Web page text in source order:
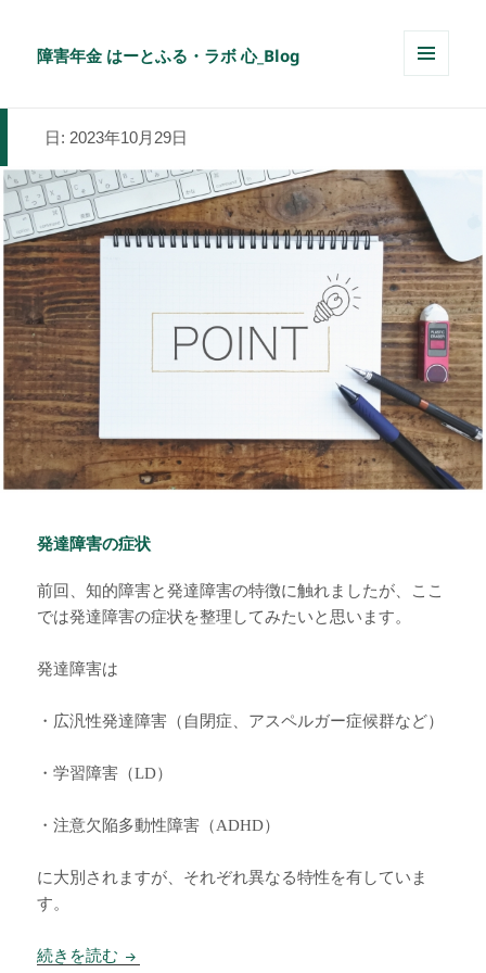
障害年金 はーとふる・ラボ 心_Blog
日: 2023年10月29日
発達障害の症状
前回、知的障害と発達障害の特徴に触れましたが、ここ
では発達障害の症状を整理してみたいと思います。
発達障害は
・広汎性発達障害（自閉症、アスペルガー症候群など）
・学習障害（LD）
・注意欠陥多動性障害（ADHD）
に大別されますが、それぞれ異なる特性を有していま
す。
続きを読む 発達障害の症状